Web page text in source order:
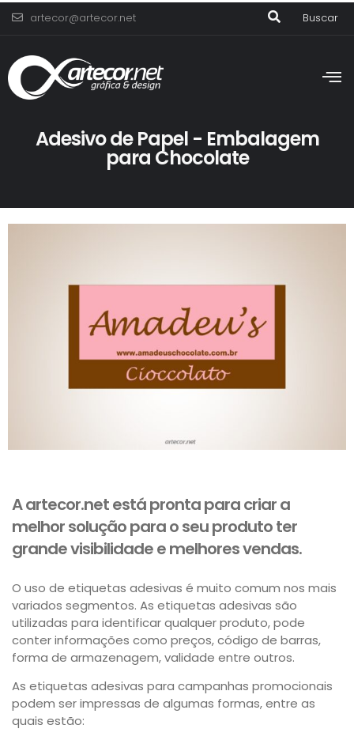
artecor@artecor.net Buscar
Adesivo de Papel - Embalagem
para Chocolate
A artecor.net está pronta para criar a
melhor solução para o seu produto ter
grande visibilidade e melhores vendas.
O uso de etiquetas adesivas é muito comum nos mais
variados segmentos. As etiquetas adesivas são
utilizadas para identificar qualquer produto, pode
conter informações como preços, código de barras,
forma de armazenagem, validade entre outros.
As etiquetas adesivas para campanhas promocionais
podem ser impressas de algumas formas, entre as
quais estão: